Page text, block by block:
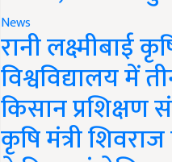
News
रानी लक्ष्मीबाई
विश्वविद्यालय में
किसान प्रशिक्षण
कृषि मंत्री